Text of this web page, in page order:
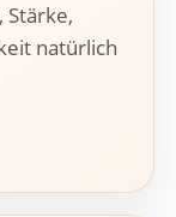
natürlich